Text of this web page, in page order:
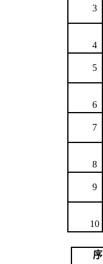
3
4
5
6
7
8
9
10
序